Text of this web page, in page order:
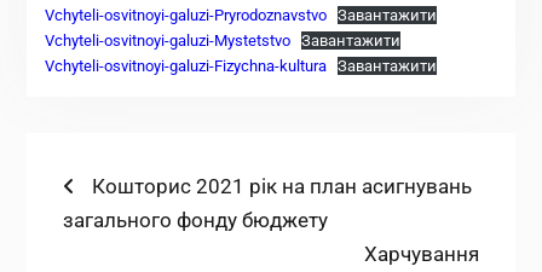
Vchyteli-osvitnoyi-galuzi-Pryrodoznavstvo
Завантажити
Vchyteli-osvitnoyi-galuzi-Mystetstvo
Завантажити
Vchyteli-osvitnoyi-galuzi-Fizychna-kultura
Завантажити
Навігація
записів
Попередній
запис:
Кошторис 2021 рік на план асигнувань
загального фонду бюджету
Наступний
Харчування